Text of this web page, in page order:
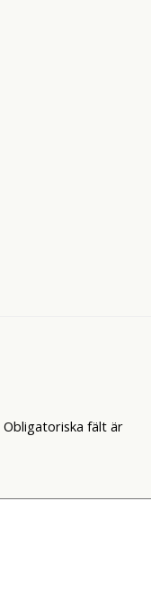
Obligatoriska fält är